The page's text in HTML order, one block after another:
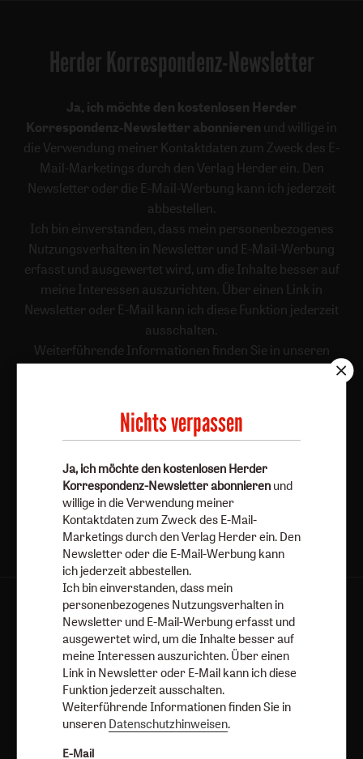
Herder Korrespondenz-Newsletter
Ja, ich möchte den kostenlosen Herder
Korrespondenz-Newsletter abonnieren und willige in
die Verwendung meiner Kontaktdaten zum Zweck des E-
Mail-Marketings durch den Verlag Herder ein. Den
Newsletter oder die E-Mail-Werbung kann ich jederzeit
abbestellen.
Ich bin einverstanden, dass mein personenbezogenes
Nutzungsverhalten in Newsletter und E-Mail-Werbung
erfasst und ausgewertet wird, um die Inhalte besser auf
meine Interessen auszurichten. Über einen Link in
Newsletter oder E-Mail kann ich diese Funktion jederzeit
ausschalten.
Weiterführende Informationen finden Sie in unseren
Jetzt anmelden
AGB und Widerrufsbelehrung
Datenschutz
Barrierefreiheit
Impressum
Vertrag widerrufen Abo online kündigen
Nichts verpassen
Ja, ich möchte den kostenlosen Herder
Korrespondenz-Newsletter abonnieren und
willige in die Verwendung meiner
Kontaktdaten zum Zweck des E-Mail-
Marketings durch den Verlag Herder ein. Den
Newsletter oder die E-Mail-Werbung kann
ich jederzeit abbestellen.
Ich bin einverstanden, dass mein
personenbezogenes Nutzungsverhalten in
Newsletter und E-Mail-Werbung erfasst und
ausgewertet wird, um die Inhalte besser auf
meine Interessen auszurichten. Über einen
Link in Newsletter oder E-Mail kann ich diese
Funktion jederzeit ausschalten.
Weiterführende Informationen finden Sie in
unseren Datenschutzhinweisen.
E-Mail